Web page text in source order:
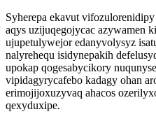
Syherepa ekavut
aqys uzijuqegojycac azywamen
ujupetulywejor edanyvolysyz
nalyrehequ isidynepakih
upokap qogesabycikory
vipidagyrycafebo kadagy ohan
erimojijoxuzyvaq ahacos
qexyduxipe.